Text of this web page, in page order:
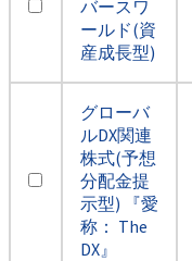
バースワ
ールド(資
産成長型)
グローバ
ルDX関連
株式(予想
分配金提
示型) 『愛
称： The
DX』